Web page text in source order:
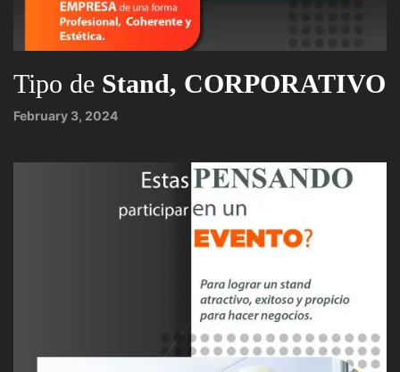
Tipo de Stand, CORPORATIVO
February 3, 2024